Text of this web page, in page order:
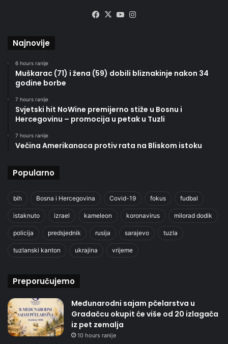
Facebook
X YouTube
Najnovije
6 hours ranije
Muškarac (71) i žena (59) dobili bliznakinje nakon 34
godine borbe
7 hours ranije
Svjetski hit NoWine premijerno stiže u Bosnu i
Hercegovinu – promocija u petak u Tuzli
7 hours ranije
Većina Amerikanaca protiv rata na Bliskom istoku
Popularno
bih Bosna i Hercegovina Covid-19 fokus fudbal
istaknuto izrael kameleon koronavirus milorad dodik
policija predsjednik rusija sarajevo tuzla
tuzlanski kanton ukrajina vrijeme
Preporučujemo
Međunarodni sajam pčelarstva u
Gradačcu okupit će više od 20 izlagača
iz pet zemalja
10 hours ranije